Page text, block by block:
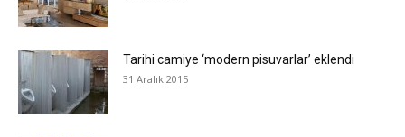
Tarihi camiye ‘modern pisuvarlar’ eklendi
31 Aralık 2015